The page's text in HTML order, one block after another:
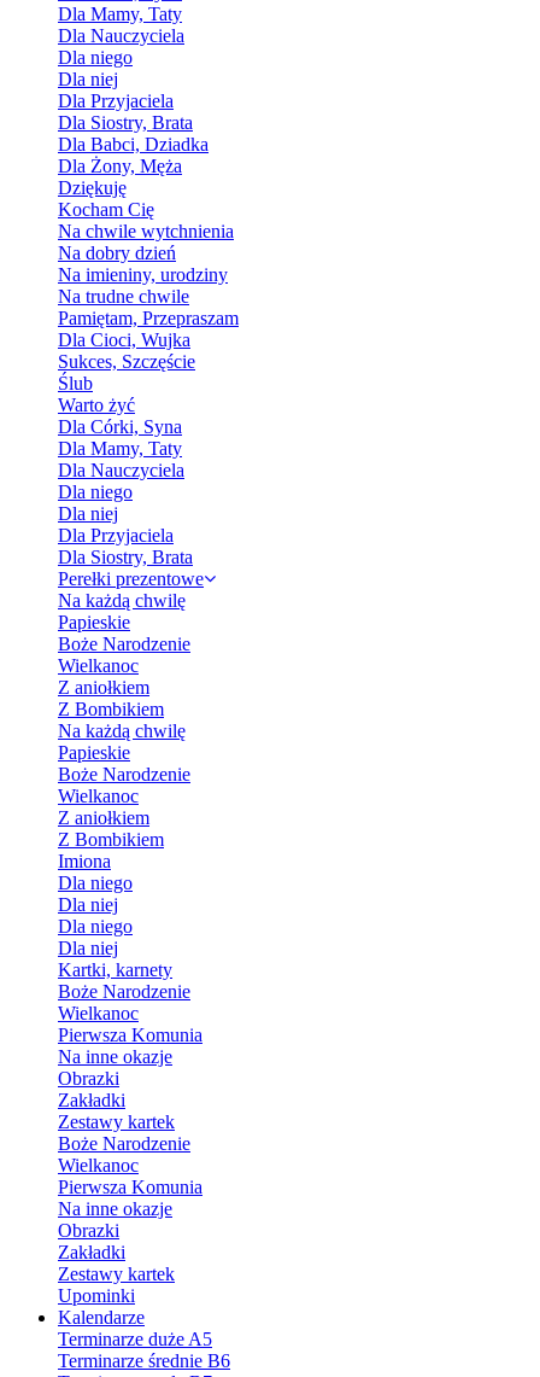
Dla Mamy, Taty
Dla Nauczyciela
Dla niego
Dla niej
Dla Przyjaciela
Dla Siostry, Brata
Dla Babci, Dziadka
Dla Żony, Męża
Dziękuję
Kocham Cię
Na chwile wytchnienia
Na dobry dzień
Na imieniny, urodziny
Na trudne chwile
Pamiętam, Przepraszam
Dla Cioci, Wujka
Sukces, Szczęście
Ślub
Warto żyć
Dla Córki, Syna
Dla Mamy, Taty
Dla Nauczyciela
Dla niego
Dla niej
Dla Przyjaciela
Dla Siostry, Brata
Perełki prezentowe
Na każdą chwilę
Papieskie
Boże Narodzenie
Wielkanoc
Z aniołkiem
Z Bombikiem
Na każdą chwilę
Papieskie
Boże Narodzenie
Wielkanoc
Z aniołkiem
Z Bombikiem
Imiona
Dla niego
Dla niej
Dla niego
Dla niej
Kartki, karnety
Boże Narodzenie
Wielkanoc
Pierwsza Komunia
Na inne okazje
Obrazki
Zakładki
Zestawy kartek
Boże Narodzenie
Wielkanoc
Pierwsza Komunia
Na inne okazje
Obrazki
Zakładki
Zestawy kartek
Upominki
Kalendarze
Terminarze duże A5
Terminarze średnie B6